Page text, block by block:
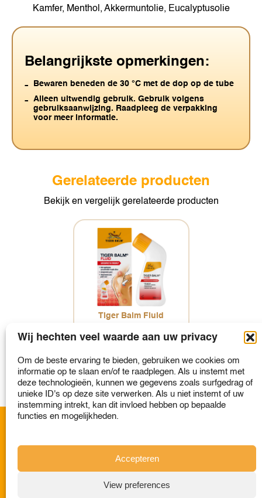
Wij hechten veel waarde aan uw privacy
Om de beste ervaring te bieden, gebruiken we cookies om
informatie op te slaan en/of te raadplegen. Als u instemt met
deze technologieën, kunnen we gegevens zoals surfgedrag of
unieke ID's op deze site verwerken. Als u niet instemt of uw
instemming intrekt, kan dit invloed hebben op bepaalde
functies en mogelijkheden.
Accepteren
View preferences
Kamfer, Menthol, Akkermuntolie, Eucalyptusolie
Belangrijkste opmerkingen:
Bewaren beneden de 30 °C met de dop op de tube
Alleen uitwendig gebruik. Gebruik volgens
gebruiksaanwijzing. Raadpleeg de verpakking
voor meer informatie.
Gerelateerde producten
Bekijk en vergelijk gerelateerde producten
Tiger Balm Fluid
Meer
Selecteer om te
vergelijken
© Copyright 2026. Haw Par Healthcare Limited.